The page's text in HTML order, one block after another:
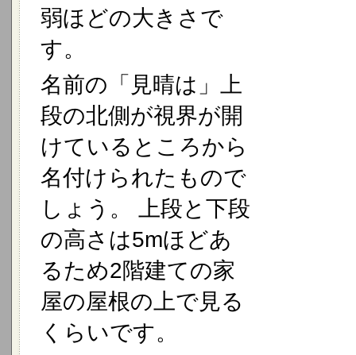
弱ほどの大きさで
す。
名前の「見晴は」上
段の北側が視界が開
けているところから
名付けられたもので
しょう。 上段と下段
の高さは5mほどあ
るため2階建ての家
屋の屋根の上で見る
くらいです。